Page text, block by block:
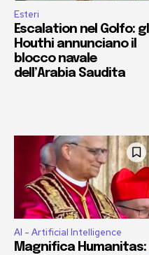
Esteri
Escalation nel Golfo:
Houthi annunciano il
blocco navale
dell’Arabia Saudita
AI - Artificial Intelligence
Magnifica Humanitas: